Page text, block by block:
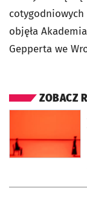
objęła
Gepperta we
ZOBACZ
otworzy się w nowej